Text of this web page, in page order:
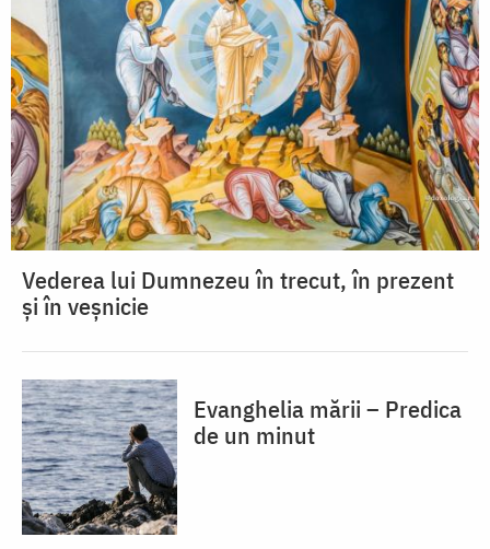
Vederea lui Dumnezeu în trecut, în prezent
și în veșnicie
Evanghelia mării – Predica
de un minut